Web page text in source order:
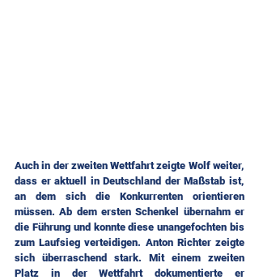
Auch in der zweiten Wettfahrt zeigte Wolf weiter,
dass er aktuell in Deutschland der Maßstab ist,
an dem sich die Konkurrenten orientieren
müssen. Ab dem ersten Schenkel übernahm er
die Führung und konnte diese unangefochten bis
zum Laufsieg verteidigen. Anton Richter zeigte
sich überraschend stark. Mit einem zweiten
Platz in der Wettfahrt dokumentierte er